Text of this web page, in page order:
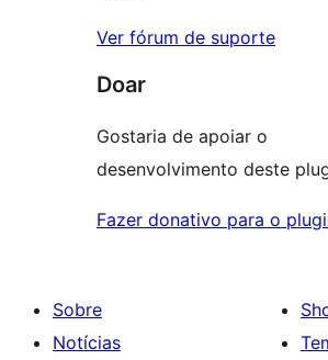
Ver fórum de suporte
Doar
Gostaria de apoiar o
desenvolvimento deste
Fazer donativo para o
Sobre
Notícias